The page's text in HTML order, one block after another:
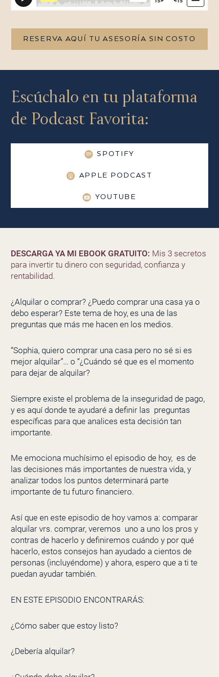
RESERVA AQUÍ TU ASESORÍA SIN COSTO
Escúchalo en tu plataforma
de Podcast Favorita:
SPOTIFY
APPLE PODCAST
YOUTUBE
DESCARGA YA MI EBOOK GRATUITO: Mis 3 secretos
para invertir tu dinero con seguridad, confianza y
rentabilidad.
¿Alquilar o comprar? ¿Puedo comprar una casa ya o
debo esperar? Este tema de hoy, es una de las
preguntas que más me hacen en los medios.
“Sophia, quiero comprar una casa pero no sé si es
mejor alquilar”… o “¿Cuándo sé que es el momento
para dejar de alquilar?
Siempre existe el problema de la inseguridad de pago,
y es aquí donde te ayudaré a definir las preguntas
específicas para que analices esta decisión tan
importante.
Me emociona muchísimo el episodio de hoy, es de
las decisiones más importantes de nuestra vida, y
analizar todos los puntos determinará parte
importante de tu futuro financiero.
Así que en este episodio de hoy vamos a: comparar
alquilar vrs. comprar, veremos uno a uno los pros y
contras de hacerlo y definiremos cuándo y por qué
hacerlo, estos consejos han ayudado a cientos de
personas (incluyéndome) y ahora, espero que a ti te
puedan ayudar también.
EN ESTE EPISODIO ENCONTRARÁS:
¿Cómo saber que estoy listo?
¿Debería alquilar?